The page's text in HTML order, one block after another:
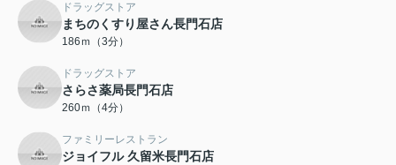
ドラッグストア
まちのくすり屋さん長門石店
186ｍ（3分）
ドラッグストア
さらさ薬局長門石店
260ｍ（4分）
ファミリーレストラン
ジョイフル 久留米長門石店